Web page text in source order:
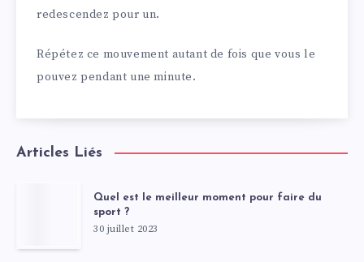
redescendez pour un.
Répétez ce mouvement autant de fois que vous le
pouvez pendant une minute.
Articles Liés
Quel est le meilleur moment pour faire du
sport ?
30 juillet 2023